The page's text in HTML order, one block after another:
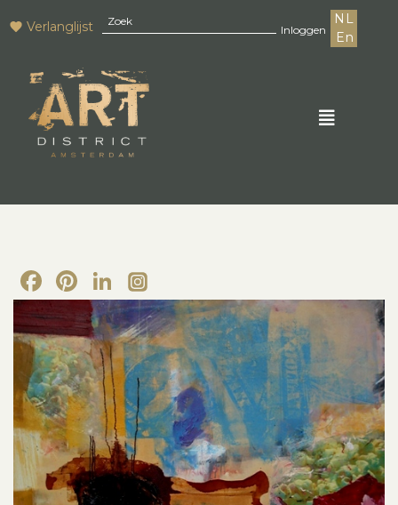
Verlanglijst Inloggen
NL
En
Facebook
Pinterest
LinkedIn